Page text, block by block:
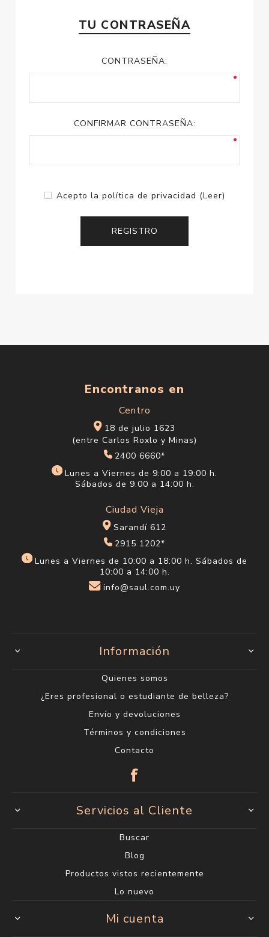
TU CONTRASEÑA
CONTRASEÑA:
CONFIRMAR CONTRASEÑA:
Acepto la política de privacidad (Leer)
Encontranos en
Centro
18 de julio 1623
(entre Carlos Roxlo y Minas)
2400 6660*
Lunes a Viernes de 9:00 a 19:00 h.
Sábados de 9:00 a 14:00 h.
Ciudad Vieja
Sarandí 612
2915 1202*
Lunes a Viernes de 10:00 a 18:00 h. Sábados de
10:00 a 14:00 h.
info@saul.com.uy
Información
Quienes somos
¿Eres profesional o estudiante de belleza?
Envío y devoluciones
Términos y condiciones
Contacto
Servicios al Cliente
Buscar
Blog
Productos vistos recientemente
Lo nuevo
Mi cuenta